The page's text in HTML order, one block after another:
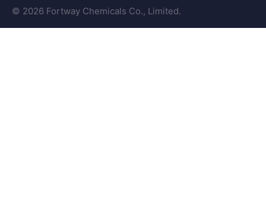
© 2026 Fortway Chemicals Co., Limited.